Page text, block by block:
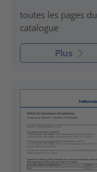
toutes les pages du
catalogue
Plus